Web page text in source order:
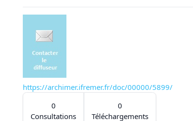
https://archimer.ifremer.fr/doc/00000/5899/
0
Consultations
0
Téléchargements